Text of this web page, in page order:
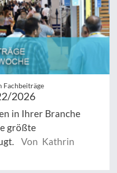
Fachbeiträge
2026
in Ihrer Branche
größte
Von Kathrin